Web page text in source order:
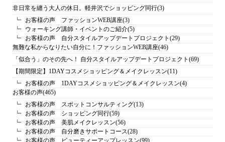
非日常を纏う大人の休日。軽井沢でショッピング同行(3)
お客様の声 ファッションWEB講座(3)
ウォーキング講師・イベントのご紹介(5)
お客様の声 自分スタイルアップデートプロジェクト (29)
無難な私からなりたい自分に！ファッションWEB講座(46)
「似合う」のその先へ！ 自分スタイルアップデートプロジェクト (69)
【期間限定】1DAYコスメショッピング＆メイクレッスン(11)
お客様の声 1DAYコスメショッピング＆メイクレッスン(4)
お客様の声(465)
お客様の声 スポットコンサルティング(13)
お客様の声 ショッピング同行(59)
お客様の声 美肌メイクレッスン(56)
お客様の声 自分磨きサポートコース(28)
お客様の声 ビューティーアップレッスン(99)